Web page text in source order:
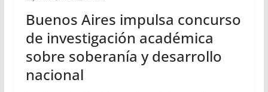
Buenos Aires impulsa concurso
de investigación académica
sobre soberanía y desarrollo
nacional